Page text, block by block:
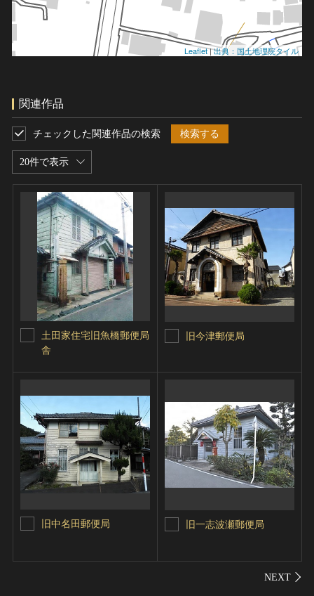
Leaflet|出典：国土地理院タイル
関連作品
20件で表示
チェックした関連作品の検索 検索する
土田家住宅旧魚橋郵便局
舎
旧今津郵便局
旧中名田郵便局 旧一志波瀬郵便局
シェ